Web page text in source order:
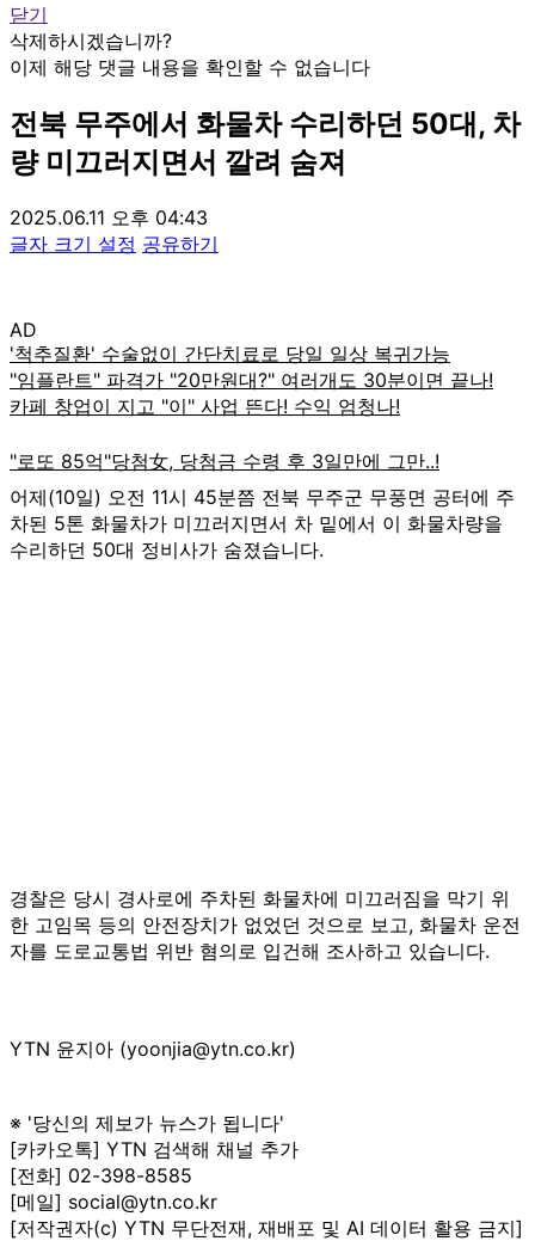
닫기
삭제하시겠습니까?
이제 해당 댓글 내용을 확인할 수 없습니다
전북 무주에서 화물차 수리하던 50대, 차
량 미끄러지면서 깔려 숨져
2025.06.11 오후 04:43
글자 크기 설정 공유하기
AD
어제(10일) 오전 11시 45분쯤 전북 무주군 무풍면 공터에 주
차된 5톤 화물차가 미끄러지면서 차 밑에서 이 화물차량을
수리하던 50대 정비사가 숨졌습니다.
경찰은 당시 경사로에 주차된 화물차에 미끄러짐을 막기 위
한 고임목 등의 안전장치가 없었던 것으로 보고, 화물차 운전
자를 도로교통법 위반 혐의로 입건해 조사하고 있습니다.
YTN 윤지아 (yoonjia@ytn.co.kr)
※ '당신의 제보가 뉴스가 됩니다'
[카카오톡] YTN 검색해 채널 추가
[전화] 02-398-8585
[메일] social@ytn.co.kr
[저작권자(c) YTN 무단전재, 재배포 및 AI 데이터 활용 금지]